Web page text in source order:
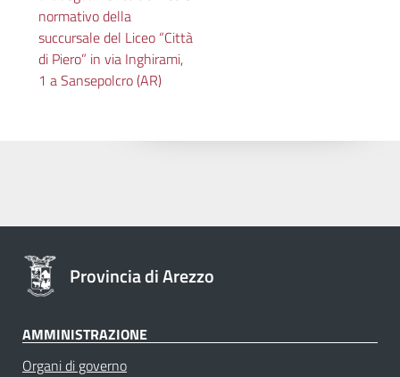
normativo della
succursale del Liceo “Città
di Piero” in via Inghirami,
1 a Sansepolcro (AR)
Provincia di Arezzo
AMMINISTRAZIONE
Organi di governo